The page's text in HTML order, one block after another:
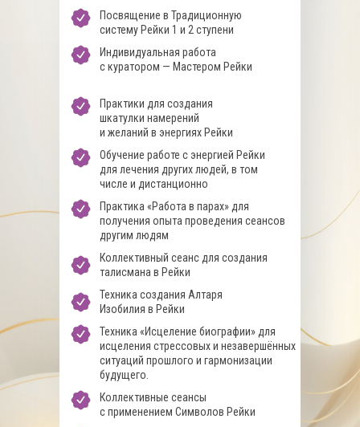
Посвящение в Традиционную
систему Рейки 1 и 2 ступени
Индивидуальная работа
с куратором — Мастером Рейки
Практики для создания
шкатулки намерений
и желаний в энергиях Рейки
Обучение работе с энергией Рейки
для лечения других людей, в том
числе и дистанционно
Практика «Работа в парах» для
получения опыта проведения сеансов
другим людям
Коллективный сеанс для создания
талисмана в Рейки
Техника создания Алтаря
Изобилия в Рейки
Техника «Исцеление биографии» для
исцеления стрессовых и незавершённых
ситуаций прошлого и гармонизации
будущего.
Коллективные сеансы
с применением Символов Рейки